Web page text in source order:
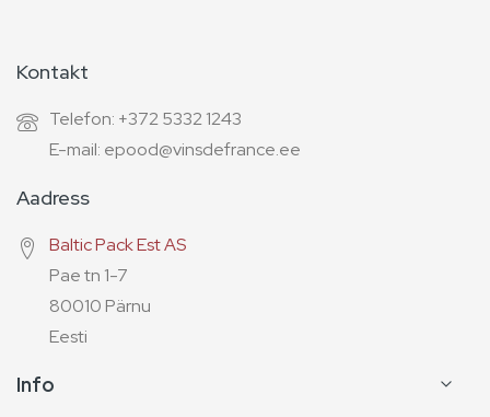
Kontakt
Telefon: +372 5332 1243
E-mail: epood@vinsdefrance.ee
Aadress
Baltic Pack Est AS
Pae tn 1-7
80010 Pärnu
Eesti
Info